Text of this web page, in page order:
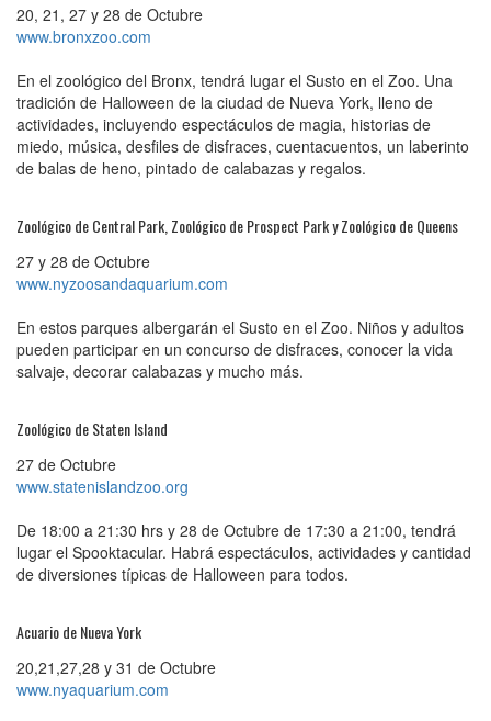
20, 21, 27 y 28 de Octubre
www.bronxzoo.com
En el zoológico del Bronx, tendrá lugar el Susto en el Zoo. Una
tradición de Halloween de la ciudad de Nueva York, lleno de
actividades, incluyendo espectáculos de magia, historias de
miedo, música, desfiles de disfraces, cuentacuentos, un laberinto
de balas de heno, pintado de calabazas y regalos.
Zoológico de Central Park, Zoológico de Prospect Park y Zoológico de Queens
27 y 28 de Octubre
www.nyzoosandaquarium.com
En estos parques albergarán el Susto en el Zoo. Niños y adultos
pueden participar en un concurso de disfraces, conocer la vida
salvaje, decorar calabazas y mucho más.
Zoológico de Staten Island
27 de Octubre
www.statenislandzoo.org
De 18:00 a 21:30 hrs y 28 de Octubre de 17:30 a 21:00, tendrá
lugar el Spooktacular. Habrá espectáculos, actividades y cantidad
de diversiones típicas de Halloween para todos.
Acuario de Nueva York
20,21,27,28 y 31 de Octubre
www.nyaquarium.com